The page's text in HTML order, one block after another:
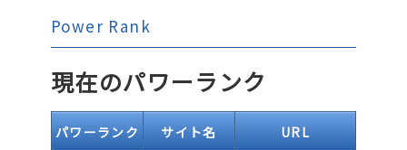
Power Rank
現在のパワーランク
パワーランク サイト名 URL